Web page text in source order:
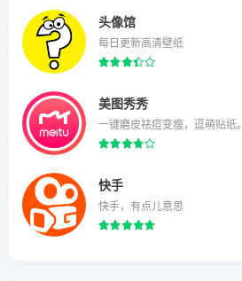
头像馆
每日更新高清壁纸
美图秀秀
一键磨皮祛痘变瘦，逗萌贴纸。
快手
快手，有点儿意思